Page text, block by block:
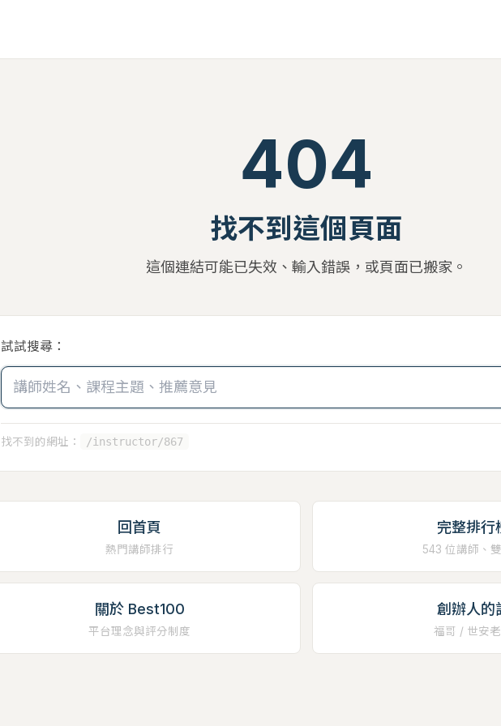
404
找不到這個頁面
這個連結可能已失效、輸入錯誤，或頁面已搬家。
試試搜尋：
找不到的網址： /instructor/867
回首頁
熱門講師排行
完整排行
543 位講師、
關於 Best100
平台理念與評分制度
創辦人的
福哥 / 世安